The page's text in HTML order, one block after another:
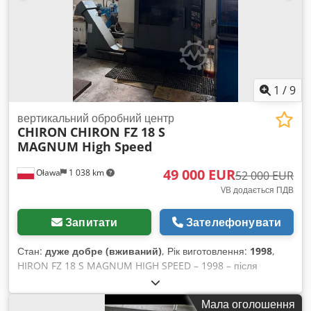
1 /9
Oława 1 038 km
вертикальний обробний центр
CHIRON CHIRON FZ 18 S
MAGNUM High Speed
49 000 EUR52 000 EUR
VB додається ПДВ
Запитати Зателефонувати
Стан: дуже добре (вживаний), Рік виготовлення: 1998,
HIRON FZ 18 S MAGNUM HIGH SPEED – 1998 – після
капітального заводського ремонту CHIRON До продажу
пропонується вертикальний обробний центр ЧПУ CHIRON
Мала оголошення